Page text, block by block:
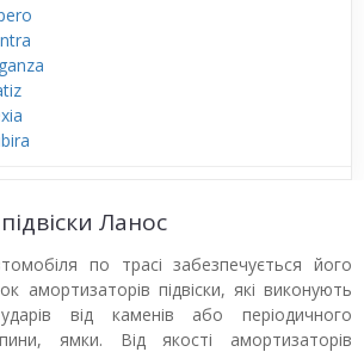
Ланос
по трасі забезпечується його
амортизаторів підвіски, які виконують
від каменів або періодичного
ямки. Від якості амортизаторів